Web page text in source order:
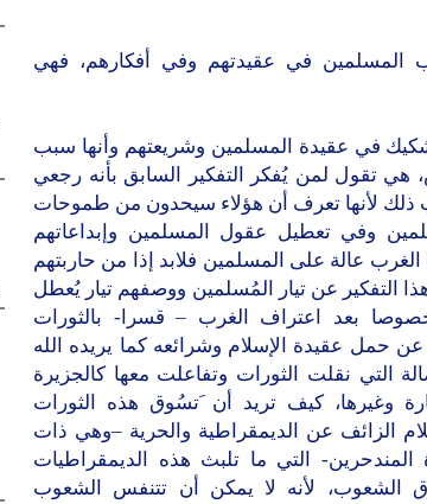
المسلمين في عقيدتهم وفي أفكارهم، فهي
في عقيدة المسلمين وشريعتهم وأنها سبب
هي تقول لمن يُفكر التفكير السابق بأنه رجعي
ذلك لأنها تعرف أن هؤلاء سيحدون من طموحات
وفي تعطيل عقول المسلمين وإبداعاتهم
عالة على المسلمين فلابد إذا من حاربتهم
التفكير عن تيار المُسلمين ووصفهم تيار يُعطل
بعد اعتراف الغرب – قسرا- بالثورات
عن حمل عقيدة الإسلام وشرائعه كما يريده الله
التي نقلت الثورات وتفاعلت معها كالجزيرة
وغيرها، كيف تريد أن َتسُوق هذه الثورات
الزائف عن الديمقراطية والحرية –وهي ذات
المندحرين- التي ما تلبث هذه الديمقراطيات
الشعوب، لأنه لا يمكن أن تتنفس الشعوب